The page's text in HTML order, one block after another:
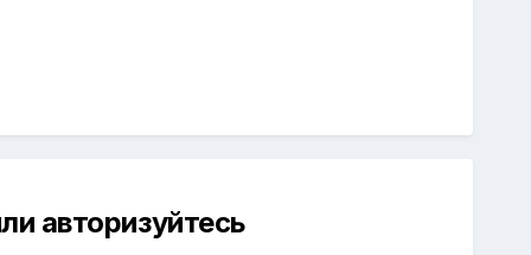
авторизуйтесь